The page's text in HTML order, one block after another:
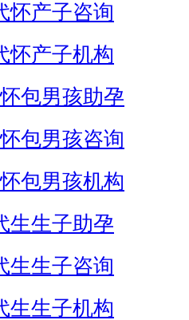
怀产子咨询
怀产子机构
包男孩助孕
包男孩咨询
包男孩机构
生生子助孕
生生子咨询
生生子机构